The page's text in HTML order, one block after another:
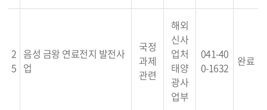
2
5
음성 금왕 연료전지 발전사
업
국정
과제
관련
해외
신사
업처
태양
광사
업부
041-40
0-1632
완료